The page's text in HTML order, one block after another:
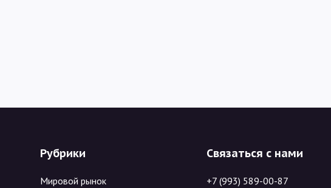
Рубрики
Мировой рынок
Связаться с нами
+7 (993) 589-00-87